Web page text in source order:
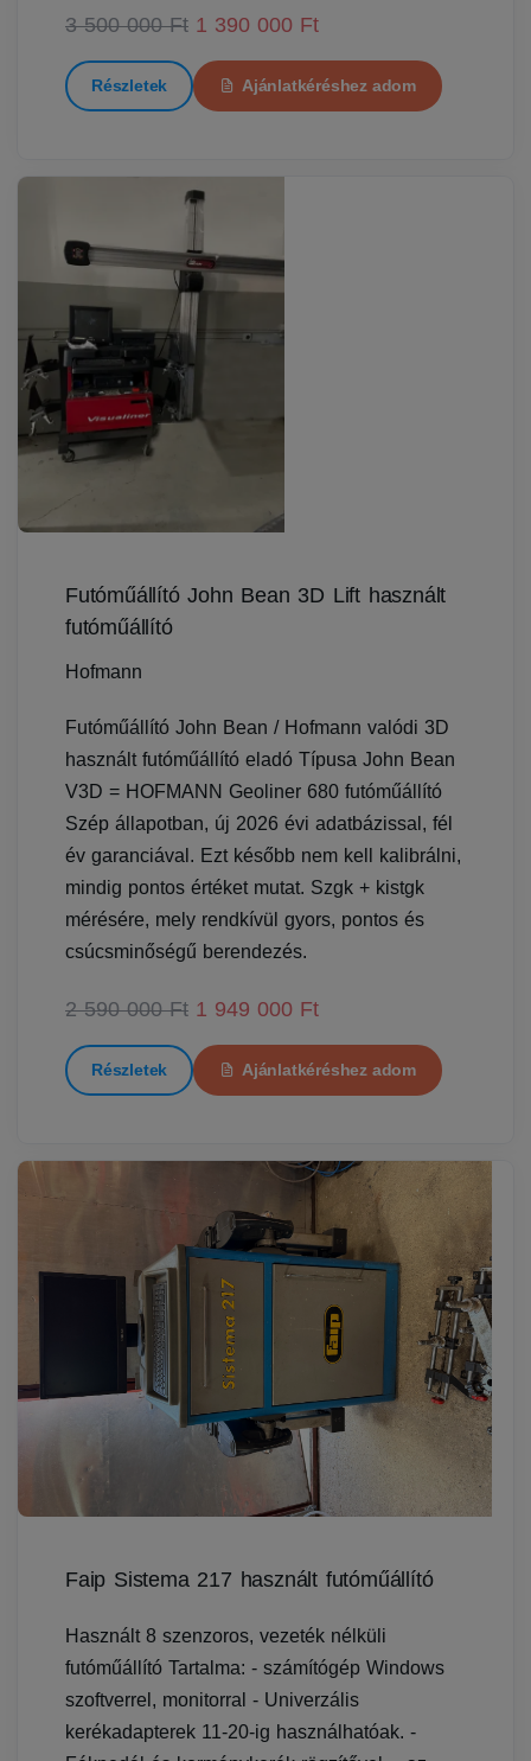
3 500 000 Ft 1 390 000 Ft
Részletek Ajánlatkéréshez adom
Futóműállító John Bean 3D Lift használt
futóműállító
Hofmann
Futóműállító John Bean / Hofmann valódi 3D
használt futóműállító eladó Típusa John Bean
V3D = HOFMANN Geoliner 680 futóműállító
Szép állapotban, új 2026 évi adatbázissal, fél
év garanciával. Ezt később nem kell kalibrálni,
mindig pontos értéket mutat. Szgk + kistgk
mérésére, mely rendkívül gyors, pontos és
csúcsminőségű berendezés.
2 590 000 Ft 1 949 000 Ft
Részletek Ajánlatkéréshez adom
Faip Sistema 217 használt futóműállító
Használt 8 szenzoros, vezeték nélküli
futóműállító Tartalma: - számítógép Windows
szoftverrel, monitorral - Univerzális
kerékadapterek 11-20-ig használhatóak. -